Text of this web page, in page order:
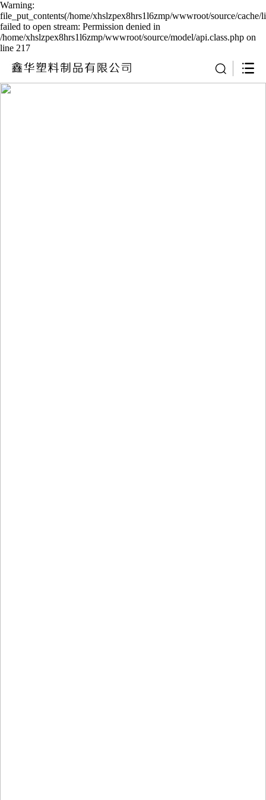
Warning:
file_put_contents(/home/xhslzpex8hrs1l6zmp/wwwroot/source/cache/
failed to open stream: Permission denied in
/home/xhslzpex8hrs1l6zmp/wwwroot/source/model/api.class.php on
line 217